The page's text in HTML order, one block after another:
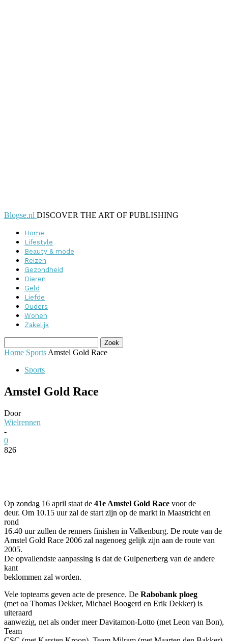
Blogse.nl DISCOVER THE ART OF PUBLISHING
Home
Lifestyle
Beauty & mode
Reizen
Gezondheid
Dieren
Geld
Liefde
Ouders
Wonen
Zakelijk
Home Sports Amstel Gold Race
Sports
Amstel Gold Race
Door
Wielrennen
-
0
826
Op zondag 16 april staat de 41e Amstel Gold Race voor de
deur. Om 10.15 uur zal de start zijn op de markt in Maastricht en
rond
16.40 uur zullen de renners finishen in Valkenburg. De route van de
Amstel Gold Race 2006 zal nagenoeg gelijk zijn aan de route van
2005.
De opvallendste aanpassing is dat de Gulpenerberg van de andere
kant
beklommen zal worden.
Vele topteams geven acte de presence. De Rabobank ploeg
(met oa Thomas Dekker, Michael Boogerd en Erik Dekker) is
uiteraard
aanwezig, net als onder meer Davitamon-Lotto (met Leon van Bon),
Team